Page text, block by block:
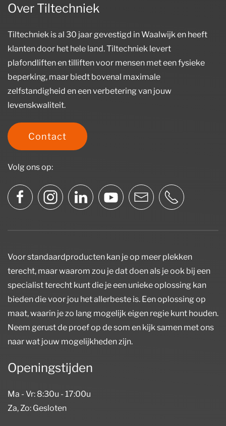
Over Tiltechniek
Tiltechniek is al 30 jaar gevestigd in Waalwijk en heeft
klanten door het hele land. Tiltechniek levert
plafondliften en tilliften voor mensen met een fysieke
beperking, maar biedt bovenal maximale
zelfstandigheid en een verbetering van jouw
levenskwaliteit.
Contact
Volg ons op:
Voor standaardproducten kan je op meer plekken
terecht, maar waarom zou je dat doen als je ook bij een
specialist terecht kunt die je een unieke oplossing kan
bieden die voor jou het allerbeste is. Een oplossing op
maat, waarin je zo lang mogelijk eigen regie kunt houden.
Neem gerust de proef op de som en kijk samen met ons
naar wat jouw mogelijkheden zijn.
Openingstijden
Ma - Vr: 8:30u - 17:00u
Za, Zo: Gesloten